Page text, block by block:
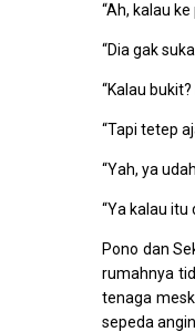
“Ah, kalau
“Dia gak
“Kalau
“Tapi tetep
“Yah, ya
“Ya kalau itu
Pono dan
rumahnya
tenaga
sepeda